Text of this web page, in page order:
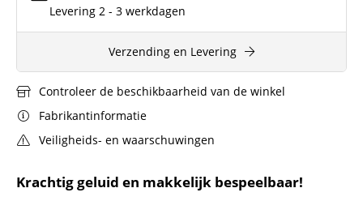
Krachtig geluid en makkelijk bespeelbaar!
Levering 2 - 3 werkdagen
Verzending en Levering
Controleer de beschikbaarheid van de winkel
Fabrikantinformatie
Veiligheids- en waarschuwingen